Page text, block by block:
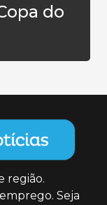
do
região.
Seja